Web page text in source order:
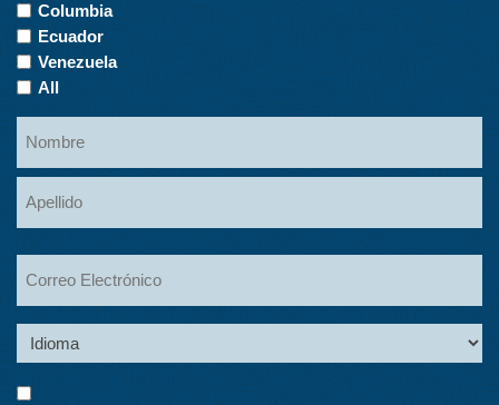
Columbia
Ecuador
Venezuela
All
Nombre
Consent